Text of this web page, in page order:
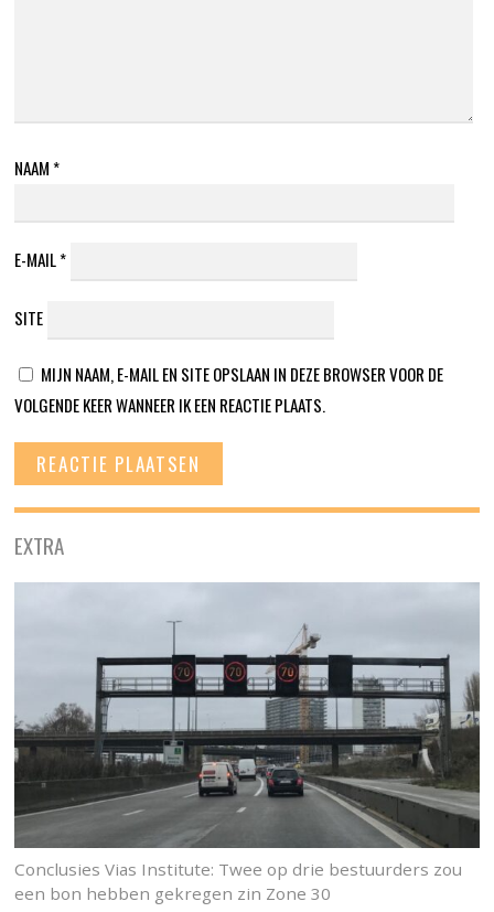
NAAM *
E-MAIL*
SITE
MIJN NAAM, E-MAIL EN SITE OPSLAAN IN DEZE BROWSER VOOR DE
VOLGENDE KEER WANNEER IK EEN REACTIE PLAATS.
EXTRA
Conclusies Vias Institute: Twee op drie bestuurders zou
een bon hebben gekregen zin Zone 30